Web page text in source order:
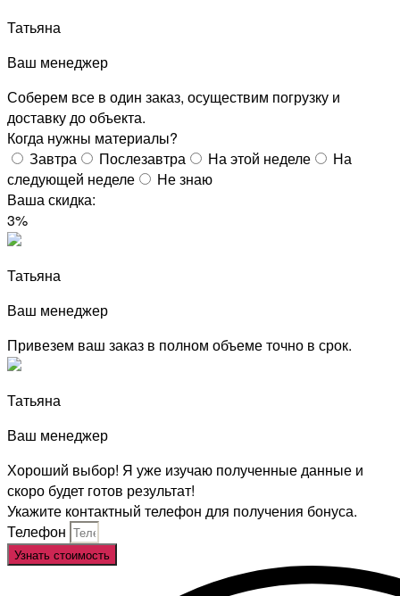
Татьяна
Ваш менеджер
Соберем все в один заказ, осуществим погрузку и
доставку до объекта.
Когда нужны материалы?
Завтра
Послезавтра На этой неделе
На
следующей неделе
Не знаю
Ваша скидка:
3%
Татьяна
Ваш менеджер
Привезем ваш заказ в полном объеме точно в срок.
Татьяна
Ваш менеджер
Хороший выбор! Я уже изучаю полученные данные и
скоро будет готов результат!
Укажите контактный телефон для получения бонуса.
Телефон
Узнать стоимость